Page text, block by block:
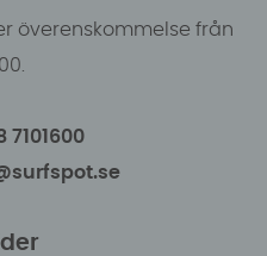
överenskommelse från
7101600